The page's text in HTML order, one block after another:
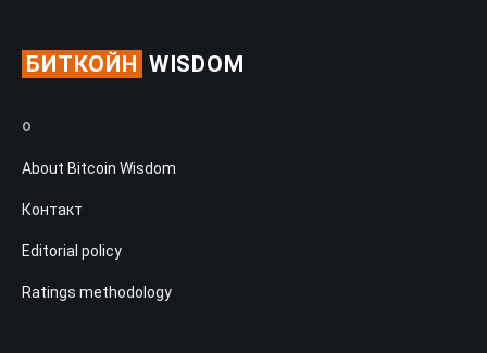
БИТКОЙН WISDOM
О
About Bitcoin Wisdom
Контакт
Editorial policy
Ratings methodology